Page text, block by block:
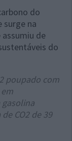
do
surge na
de
do
poupado com
CO2 de 39